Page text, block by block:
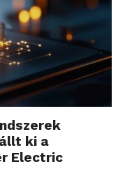
ki a
Electric